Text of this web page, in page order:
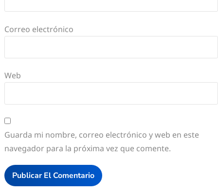
Correo electrónico
Web
Guarda mi nombre, correo electrónico y web en este
navegador para la próxima vez que comente.